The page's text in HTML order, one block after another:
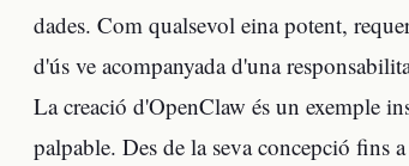
dades. Com qualsevol eina potent,
d'ús ve acompanyada d'una
La creació d'OpenClaw és un exemple
palpable. Des de la seva concepció fins